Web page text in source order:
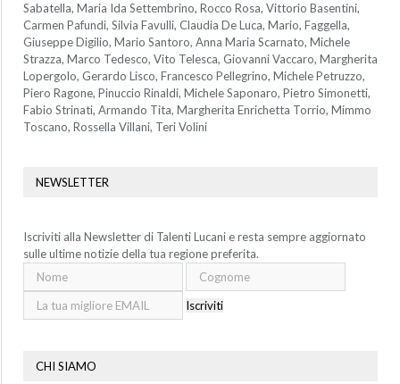
Sabatella, Maria Ida Settembrino, Rocco Rosa, Vittorio Basentini,
Carmen Pafundi, Silvia Favulli, Claudia De Luca, Mario, Faggella,
Giuseppe Digilio, Mario Santoro, Anna Maria Scarnato, Michele
Strazza, Marco Tedesco, Vito Telesca, Giovanni Vaccaro, Margherita
Lopergolo, Gerardo Lisco, Francesco Pellegrino, Michele Petruzzo,
Piero Ragone, Pinuccio Rinaldi, Michele Saponaro, Pietro Simonetti,
Fabio Strinati, Armando Tita, Margherita Enrichetta Torrio, Mimmo
Toscano, Rossella Villani, Teri Volini
NEWSLETTER
Iscriviti alla Newsletter di Talenti Lucani e resta sempre aggiornato
sulle ultime notizie della tua regione preferita.
Iscriviti
CHI SIAMO